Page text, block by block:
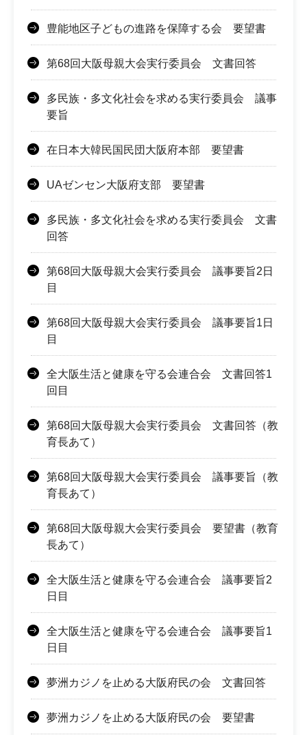
豊能地区子どもの進路を保障する会 要望書
第68回大阪母親大会実行委員会 文書回答
多民族・多文化社会を求める実行委員会 議事
要旨
在日本大韓民国民団大阪府本部 要望書
UAゼンセン大阪府支部 要望書
多民族・多文化社会を求める実行委員会 文書
回答
第68回大阪母親大会実行委員会 議事要旨2日
目
第68回大阪母親大会実行委員会 議事要旨1日
目
全大阪生活と健康を守る会連合会 文書回答1
回目
第68回大阪母親大会実行委員会 文書回答（教
育長あて）
第68回大阪母親大会実行委員会 議事要旨（教
育長あて）
第68回大阪母親大会実行委員会 要望書（教育
長あて）
全大阪生活と健康を守る会連合会 議事要旨2
日目
全大阪生活と健康を守る会連合会 議事要旨1
日目
夢洲カジノを止める大阪府民の会 文書回答
夢洲カジノを止める大阪府民の会 要望書